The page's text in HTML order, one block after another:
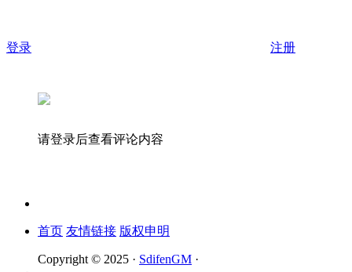
登录 注册
请登录后查看评论内容
首页 友情链接 版权申明
Copyright © 2025 · SdifenGM ·